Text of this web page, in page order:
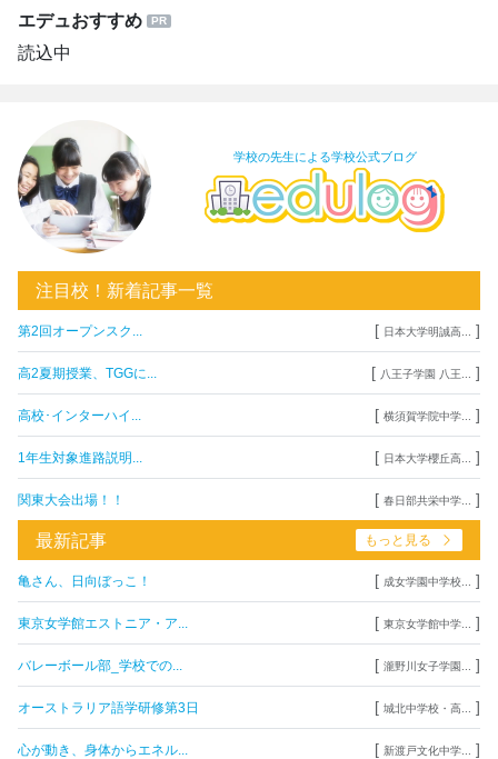
エデュおすすめ
読込中
学校の先生による学校公式ブログ
注目校！新着記事一覧
第2回オープンスク... [ 日本大学明誠高... ]
高2夏期授業、TGGに... [ 八王子学園 八王... ]
高校･インターハイ... [ 横須賀学院中学... ]
1年生対象進路説明... [ 日本大学櫻丘高... ]
関東大会出場！！ [ 春日部共栄中学... ]
最新記事 もっと見る
亀さん、日向ぼっこ！ [ 成女学園中学校... ]
東京女学館エストニア・ア... [ 東京女学館中学... ]
バレーボール部_学校での... [ 瀧野川女子学園... ]
オーストラリア語学研修第3日 [ 城北中学校・高... ]
心が動き、身体からエネル... [ 新渡戸文化中学... ]